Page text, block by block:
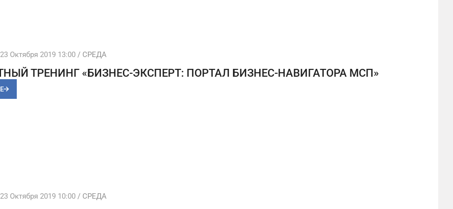
23 Октября 2019 13:00 / СРЕДА
ТРЕНИНГ «БИЗНЕС-ЭКСПЕРТ: ПОРТАЛ БИЗНЕС-НАВИГАТОРА МСП»
23 Октября 2019 10:00 / СРЕДА